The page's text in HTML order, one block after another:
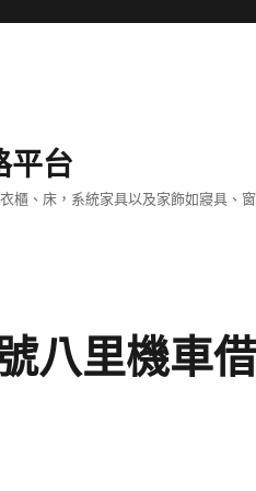
平台
櫃、床，系統家具以及家飾如寢具、
八里機車